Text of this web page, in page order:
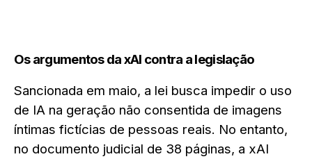
Os argumentos da xAI contra a legislação
Sancionada em maio, a lei busca impedir o uso
de IA na geração não consentida de imagens
íntimas fictícias de pessoas reais. No entanto,
no documento judicial de 38 páginas, a xAI